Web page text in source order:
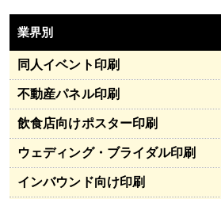
業界別
同人イベント印刷
不動産パネル印刷
飲食店向けポスター印刷
ウェディング・ブライダル印刷
インバウンド向け印刷